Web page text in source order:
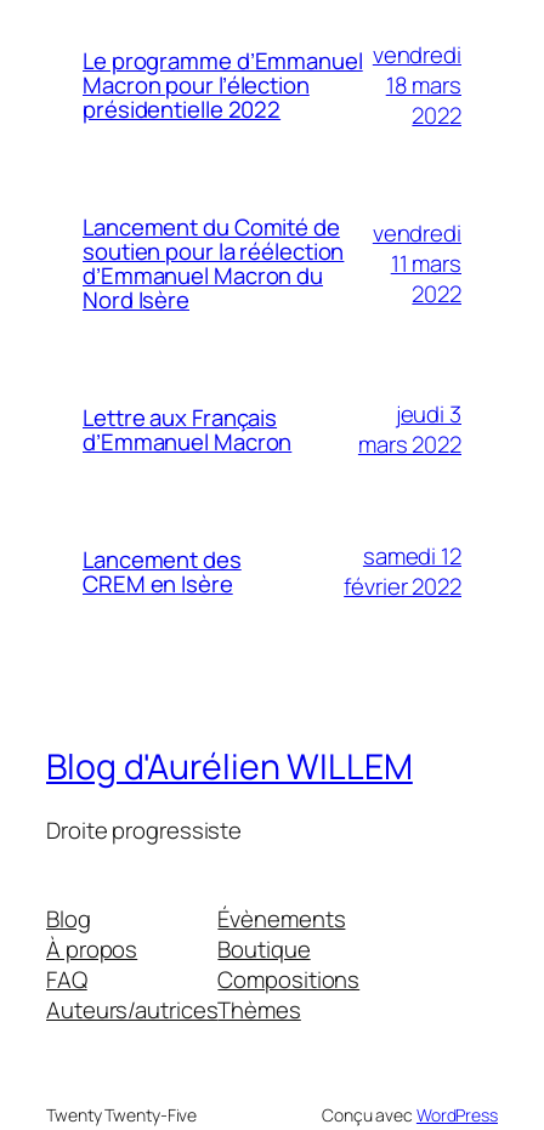
Le programme d’Emmanuel
Macron pour l’élection
présidentielle 2022
vendredi
18 mars
2022
Lancement du Comité de
soutien pour la réélection
d’Emmanuel Macron du
Nord Isère
vendredi
11 mars
2022
Lettre aux Français
d’Emmanuel Macron
jeudi 3
mars 2022
Lancement des
CREM en Isère
samedi 12
février 2022
Blog d'Aurélien WILLEM
Droite progressiste
Blog
À propos
FAQ
Auteurs/autrices
Évènements
Boutique
Compositions
Thèmes
Twenty Twenty-Five Conçu avec WordPress